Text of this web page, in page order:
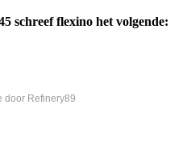
schreef flexino het volgende:
door Refinery89